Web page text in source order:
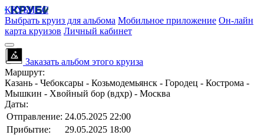
КРУБИСС
Выбрать круиз для альбома Мобильное приложение Он-лайн
карта круизов Личный кабинет
Заказать альбом этого круиза
Маршрут:
Казань - Чебоксары - Козьмодемьянск - Городец - Кострома -
Мышкин - Хвойный бор (вдхр) - Москва
Даты:
Отправление: 24.05.2025 22:00
Прибытие:
29.05.2025 18:00